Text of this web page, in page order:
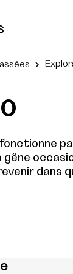
gêne
dans